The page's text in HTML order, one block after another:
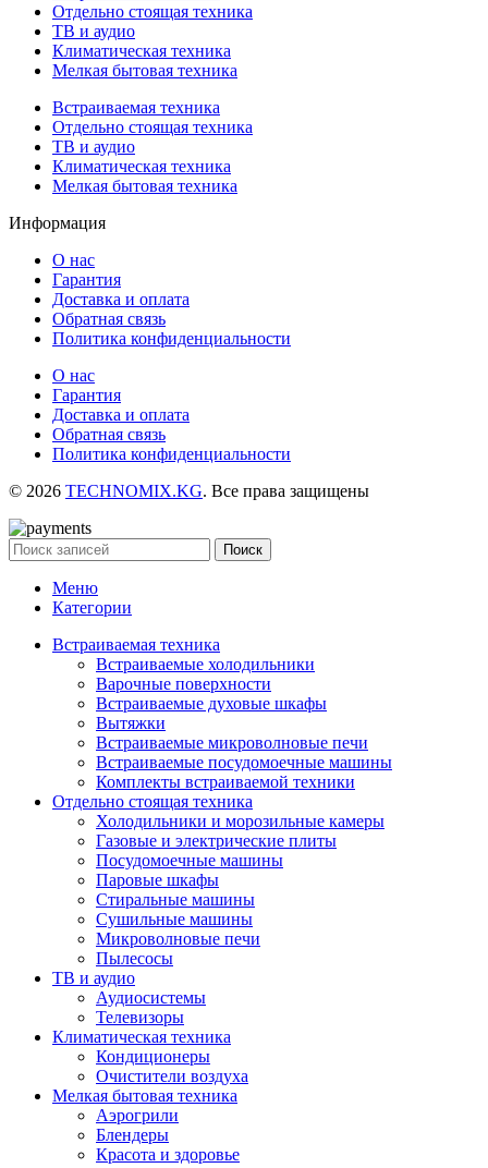
Отдельно стоящая техника
ТВ и аудио
Климатическая техника
Мелкая бытовая техника
Встраиваемая техника
Отдельно стоящая техника
ТВ и аудио
Климатическая техника
Мелкая бытовая техника
Информация
О нас
Гарантия
Доставка и оплата
Обратная связь
Политика конфиденциальности
О нас
Гарантия
Доставка и оплата
Обратная связь
Политика конфиденциальности
© 2026 TECHNOMIX.KG. Все права защищены
Поиск
Меню
Категории
Встраиваемая техника
Встраиваемые холодильники
Варочные поверхности
Встраиваемые духовые шкафы
Вытяжки
Встраиваемые микроволновые печи
Встраиваемые посудомоечные машины
Комплекты встраиваемой техники
Отдельно стоящая техника
Холодильники и морозильные камеры
Газовые и электрические плиты
Посудомоечные машины
Паровые шкафы
Стиральные машины
Сушильные машины
Микроволновые печи
Пылесосы
ТВ и аудио
Аудиосистемы
Телевизоры
Климатическая техника
Кондиционеры
Очистители воздуха
Мелкая бытовая техника
Аэрогрили
Блендеры
Красота и здоровье